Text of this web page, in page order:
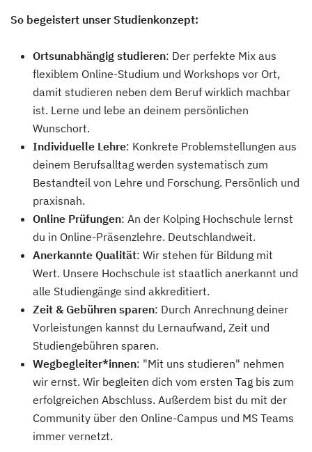
So begeistert unser Studienkonzept:
Ortsunabhängig studieren: Der perfekte Mix aus
flexiblem Online-Studium und Workshops vor Ort,
damit studieren neben dem Beruf wirklich machbar
ist. Lerne und lebe an deinem persönlichen
Wunschort.
Individuelle Lehre: Konkrete Problemstellungen aus
deinem Berufsalltag werden systematisch zum
Bestandteil von Lehre und Forschung. Persönlich und
praxisnah.
Online Prüfungen: An der Kolping Hochschule lernst
du in Online-Präsenzlehre. Deutschlandweit.
Anerkannte Qualität: Wir stehen für Bildung mit
Wert. Unsere Hochschule ist staatlich anerkannt und
alle Studiengänge sind akkreditiert.
Zeit & Gebühren sparen: Durch Anrechnung deiner
Vorleistungen kannst du Lernaufwand, Zeit und
Studiengebühren sparen.
Wegbegleiter*innen: "Mit uns studieren" nehmen
wir ernst. Wir begleiten dich vom ersten Tag bis zum
erfolgreichen Abschluss. Außerdem bist du mit der
Community über den Online-Campus und MS Teams
immer vernetzt.